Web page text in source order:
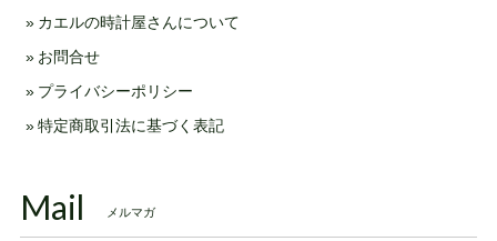
カエルの時計屋さんについて
お問合せ
プライバシーポリシー
特定商取引法に基づく表記
Mail メルマガ